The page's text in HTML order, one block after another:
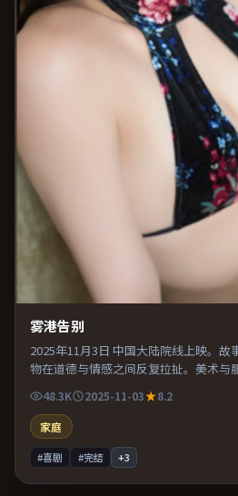
雾港告别
2025年11月3日 中国大陆院线上映。故
物在道德与情感之间反复拉扯。美术与
48.3K 2025-11-03
8.2
家庭
#喜剧 #完结 +3